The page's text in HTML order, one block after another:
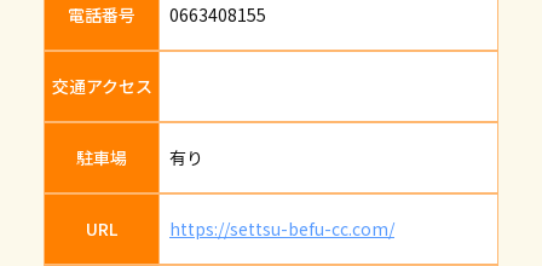
電話番号 0663408155
交通アクセス
駐車場 有り
URL https://settsu-befu-cc.com/